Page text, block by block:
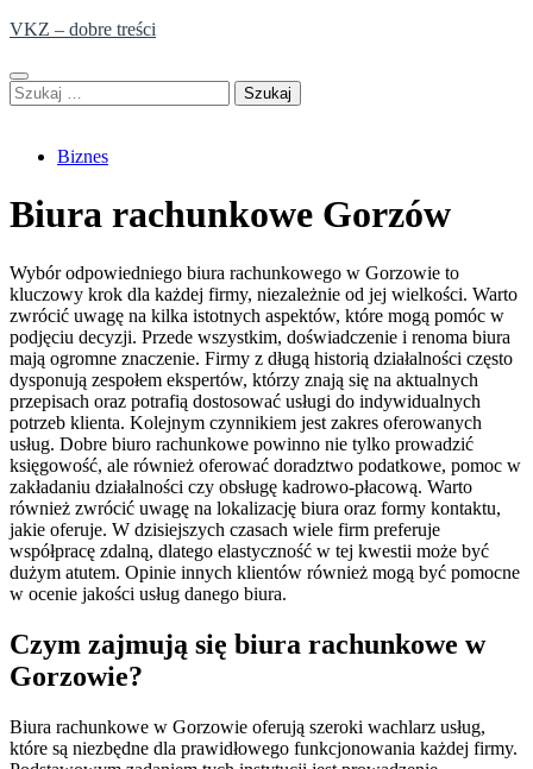
Skip
content
VKZ – dobre treści
Szukaj:
Biznes
Biura rachunkowe Gorzów
Wybór odpowiedniego biura rachunkowego w Gorzowie to
kluczowy krok dla każdej firmy, niezależnie od jej wielkości. Warto
zwrócić uwagę na kilka istotnych aspektów, które mogą pomóc w
podjęciu decyzji. Przede wszystkim, doświadczenie i renoma biura
mają ogromne znaczenie. Firmy z długą historią działalności często
dysponują zespołem ekspertów, którzy znają się na aktualnych
przepisach oraz potrafią dostosować usługi do indywidualnych
potrzeb klienta. Kolejnym czynnikiem jest zakres oferowanych
usług. Dobre biuro rachunkowe powinno nie tylko prowadzić
księgowość, ale również oferować doradztwo podatkowe, pomoc w
zakładaniu działalności czy obsługę kadrowo-płacową. Warto
również zwrócić uwagę na lokalizację biura oraz formy kontaktu,
jakie oferuje. W dzisiejszych czasach wiele firm preferuje
współpracę zdalną, dlatego elastyczność w tej kwestii może być
dużym atutem. Opinie innych klientów również mogą być pomocne
w ocenie jakości usług danego biura.
Czym zajmują się biura rachunkowe w
Gorzowie?
Biura rachunkowe w Gorzowie oferują szeroki wachlarz usług,
które są niezbędne dla prawidłowego funkcjonowania każdej firmy.